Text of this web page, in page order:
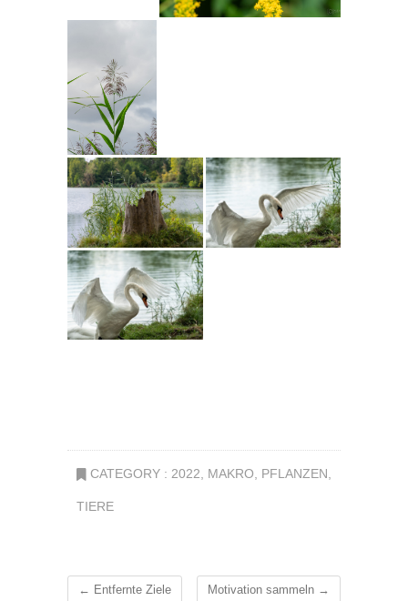
CATEGORY : 2022, MAKRO, PFLANZEN,
TIERE
← Entfernte Ziele Motivation sammeln →